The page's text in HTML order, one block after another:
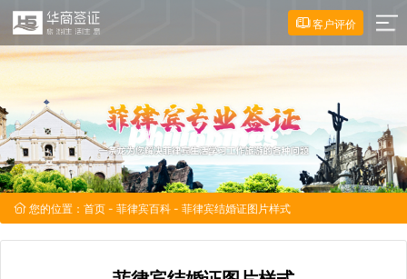
客户评价
您的位置： 首页 - 菲律宾百科 - 菲律宾结婚证图片样式